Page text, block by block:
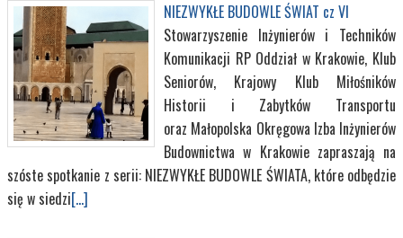
NIEZWYKŁE BUDOWLE ŚWIAT cz VI
Stowarzyszenie Inżynierów i Techników
Komunikacji RP Oddział w Krakowie, Klub
Seniorów, Krajowy Klub Miłośników
Historii i Zabytków Transportu
oraz Małopolska Okręgowa Izba Inżynierów
Budownictwa w Krakowie zapraszają na
szóste spotkanie z serii: NIEZWYKŁE BUDOWLE ŚWIATA, które odbędzie
się w siedzi[...]